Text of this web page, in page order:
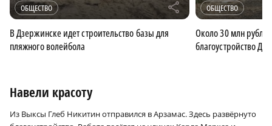
ОБЩЕСТВО r
В Дзержинске идет строительство базы для
пляжного волейбола
ОБЩЕСТВО
Около 30 млн
благоустройство
Навели красоту
Из Выксы Глеб Никитин отправился в Арзамас. Здесь развёрнуто